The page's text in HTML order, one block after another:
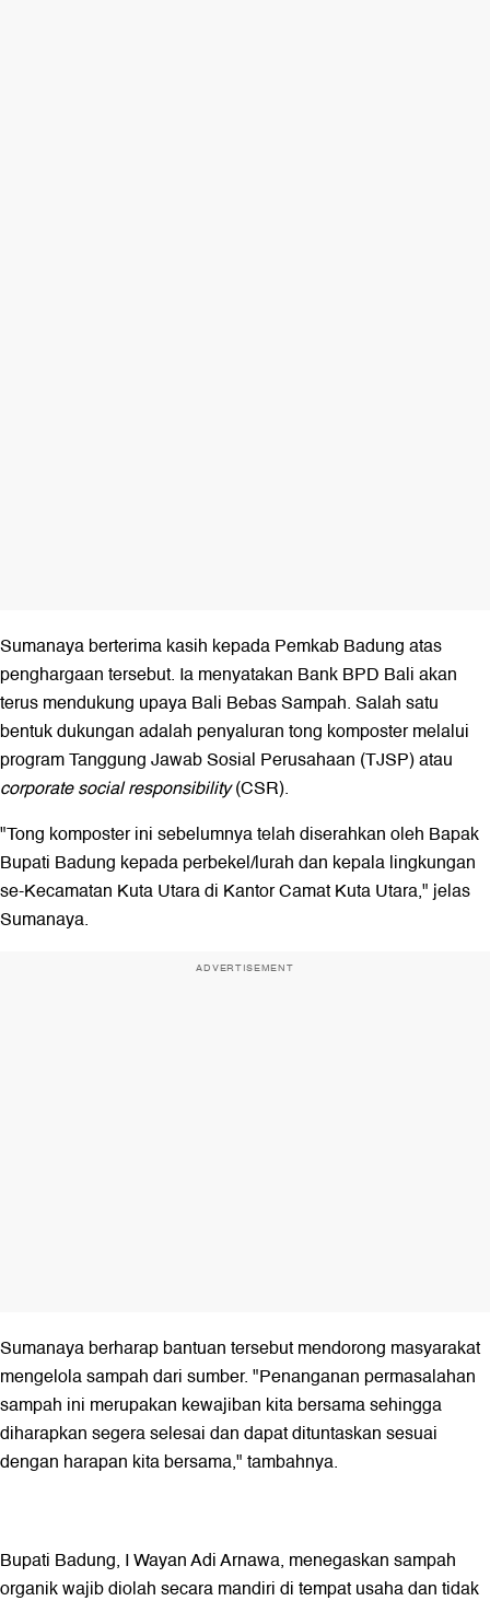
Sumanaya berterima kasih kepada Pemkab Badung atas
penghargaan tersebut. Ia menyatakan Bank BPD Bali akan
terus mendukung upaya Bali Bebas Sampah. Salah satu
bentuk dukungan adalah penyaluran tong komposter melalui
program Tanggung Jawab Sosial Perusahaan (TJSP) atau
corporate social responsibility(CSR).
"Tong komposter ini sebelumnya telah diserahkan oleh Bapak
Bupati Badung kepada perbekel/lurah dan kepala lingkungan
se-Kecamatan Kuta Utara di Kantor Camat Kuta Utara," jelas
Sumanaya.
ADVERTISEMENT
Sumanaya berharap bantuan tersebut mendorong masyarakat
mengelola sampah dari sumber. "Penanganan permasalahan
sampah ini merupakan kewajiban kita bersama sehingga
diharapkan segera selesai dan dapat dituntaskan sesuai
dengan harapan kita bersama," tambahnya.
Bupati Badung, I Wayan Adi Arnawa, menegaskan sampah
organik wajib diolah secara mandiri di tempat usaha dan tidak